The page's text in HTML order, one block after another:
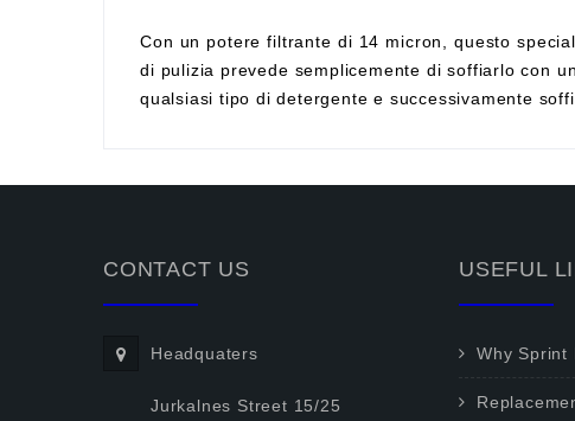
Con un potere filtrante di 14 micron, questo
di pulizia prevede semplicemente di soffiarlo con
qualsiasi tipo di detergente e successivamente
CONTACT US
Headquaters
Jurkalnes Street 15/25
USEFUL
Why Sprint